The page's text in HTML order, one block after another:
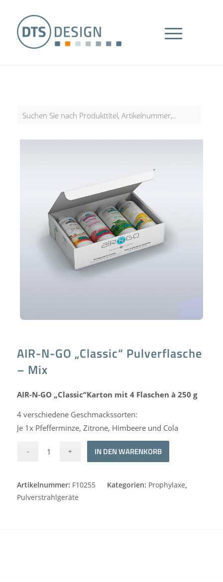
AIR-N-GO „Classic“ Pulverflasche
– Mix
AIR-N-GO „Classic“Karton mit 4 Flaschen à 250 g
4 verschiedene Geschmackssorten:
Je 1x Pfefferminze, Zitrone, Himbeere und Cola
IN DEN WARENKORB
Artikelnummer: F10255 Kategorien: Prophylaxe,
Pulverstrahlgeräte